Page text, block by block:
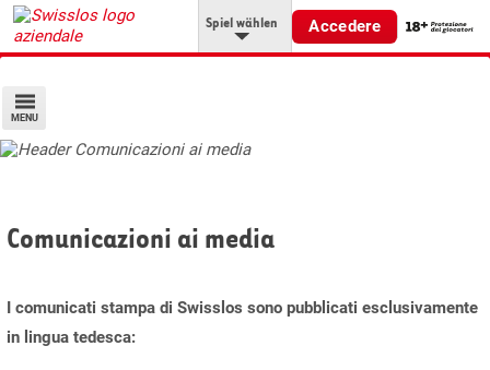
Spiel wählen Accedere
MENU
Comunicazioni ai media
I comunicati stampa di Swisslos sono pubblicati esclusivamente
in lingua tedesca: